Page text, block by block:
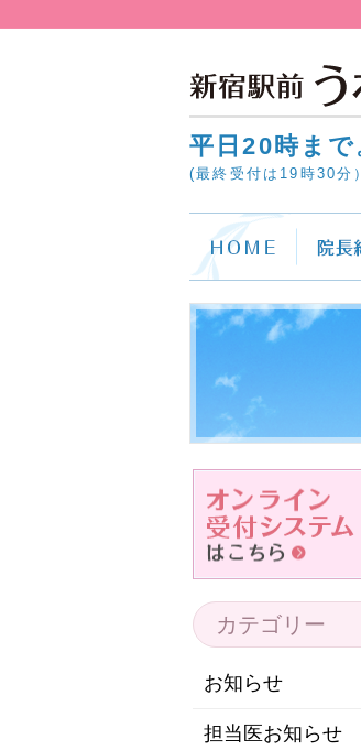
平日20時ま
(最終受付は19時30分
カテゴリー
お知らせ
担当医お知らせ